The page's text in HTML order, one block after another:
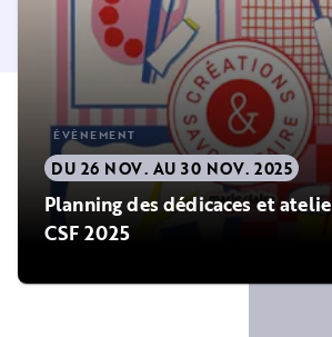
ÉVÈNEMENT
DU 26 NOV. AU 30 NOV. 2025
Planning des dédicaces et
CSF 2025